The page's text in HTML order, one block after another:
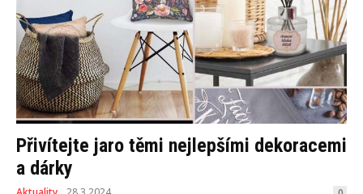
Přivítejte jaro těmi nejlepšími dekoracemi
a dárky